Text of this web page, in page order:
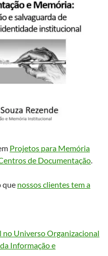
Projetos para Memória
de Documentação.
que nossos clientes tem a
Universo Organizacional
Informação e